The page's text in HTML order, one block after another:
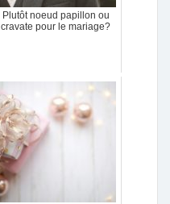
Plutôt noeud papillon ou
cravate pour le mariage?